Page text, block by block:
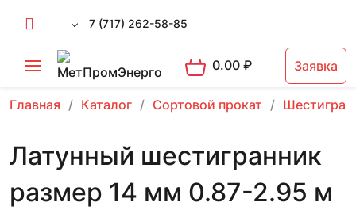
7 (717) 262-58-85
0.00₽ Заявка
Главная Каталог Сортовой прокат
Латунный шестигранник
размер 14 мм 0.87-2.95 м